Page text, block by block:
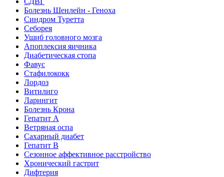
Болезнь Шенлейн - Геноха
Синдром Туретта
Себорея
Ушиб головного мозга
Апоплексия яичника
Диабетическая стопа
Фавус
Стафилококк
Лордоз
Витилиго
Ларингит
Болезнь Крона
Гепатит A
Ветряная оспа
Сахарный диабет
Гепатит B
Сезонное аффективное расстройство
Хронический гастрит
Дифтерия